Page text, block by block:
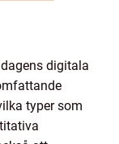
digitala
typer som